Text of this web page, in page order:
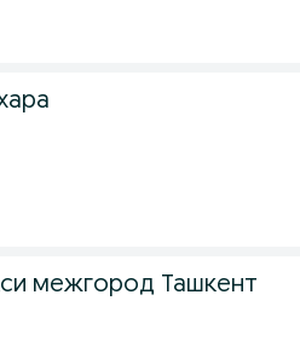
межгород Ташкент